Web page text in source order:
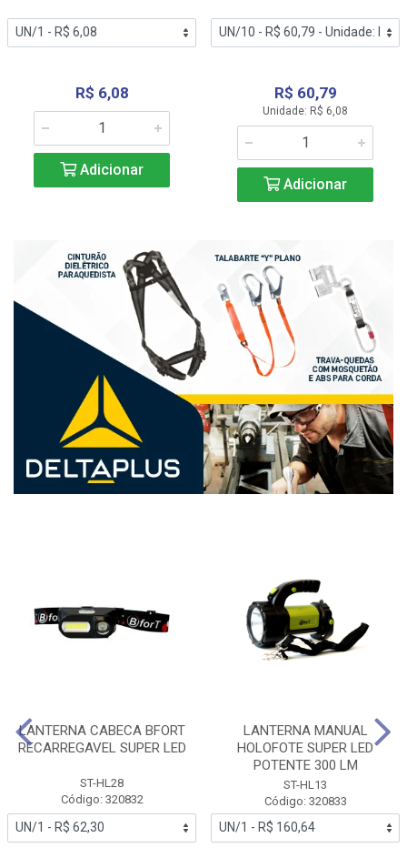
R$ 6,08
Adicionar
R$ 60,79
Unidade: R$ 6,08
Adicionar
LANTERNA CABECA BFORT
RECARREGAVEL SUPER LED
ST-HL28
Código: 320832
LANTERNA MANUAL
HOLOFOTE SUPER LED
POTENTE 300 LM
ST-HL13
Código: 320833